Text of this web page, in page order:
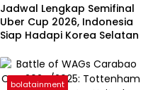
Jadwal Lengkap Semifinal
Uber Cup 2026, Indonesia
Siap Hadapi Korea Selatan
bolatainment